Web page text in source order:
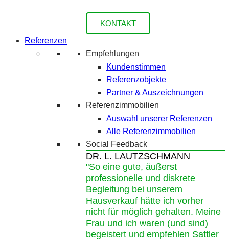
KONTAKT
Referenzen
Empfehlungen
Kundenstimmen
Referenzobjekte
Partner & Auszeichnungen
Referenzimmobilien
Auswahl unserer Referenzen
Alle Referenzimmobilien
Social Feedback
DR. L. LAUTZSCHMANN
"So eine gute, äußerst
professionelle und diskrete
Begleitung bei unserem
Hausverkauf hätte ich vorher
nicht für möglich gehalten. Meine
Frau und ich waren (und sind)
begeistert und empfehlen Sattler